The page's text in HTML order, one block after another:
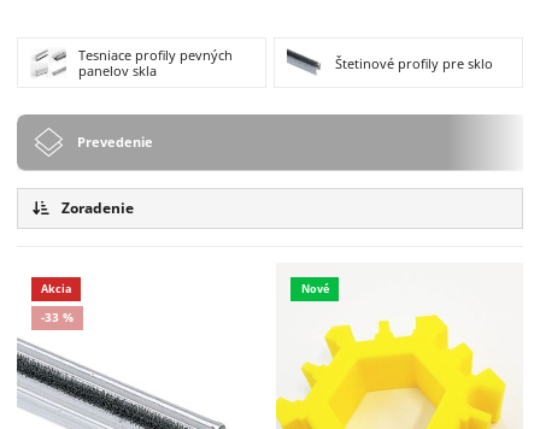
Tesniace profily pevných
panelov skla
Štetinové profily pre sklo
Prevedenie
Zoradenie
Akcia